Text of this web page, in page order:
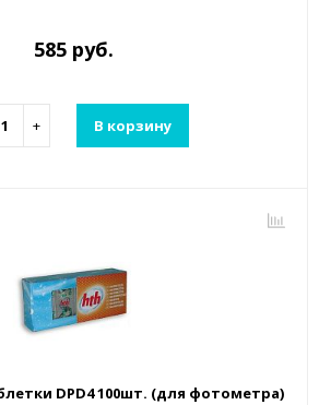
585 руб.
+ В корзину
DPD4 100шт. (для фотометра)